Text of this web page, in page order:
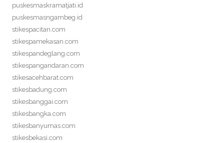
puskesmaskramatjati.id
puskesmasngambeg.id
stikespacitan.com
stikespamekasan.com
stikespandeglang.com
stikespangandaran.com
stikesacehbarat.com
stikesbadung.com
stikesbanggai.com
stikesbangka.com
stikesbanyumas.com
stikesbekasi.com